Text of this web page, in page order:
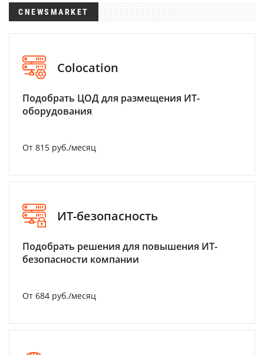
CNEWSMARKET
Colocation
Подобрать ЦОД для размещения ИТ-
оборудования
От 815 руб./месяц
ИТ-безопасность
Подобрать решения для повышения ИТ-
безопасности компании
От 684 руб./месяц